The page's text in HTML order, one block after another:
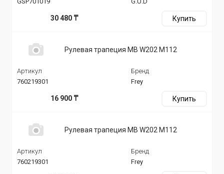
30 480 ₸ Купить
Рулевая трапеция MB W202 M112
Артикул
760219301
Бренд
Frey
16 900 ₸ Купить
Рулевая трапеция MB W202 M112
Артикул
760219301
Бренд
Frey